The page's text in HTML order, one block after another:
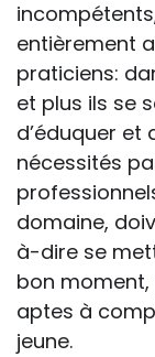
entièrement
praticiens:
et plus ils se
d’éduquer
nécessités
domaine,
à-dire se
bon
aptes à
jeune.